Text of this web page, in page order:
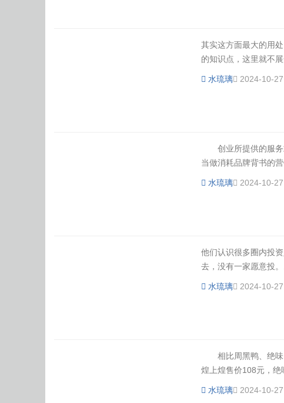
其实这方面最大的用
的知识点，这里就不
水琉璃 2024-10-
创业所提供的服务
当做消耗品牌背书的
水琉璃 2024-10-
他们认识很多圈内投
去，没有一家愿意投。
水琉璃 2024-10-
相比周黑鸭、绝味
煌上煌售价108元，绝
水琉璃 2024-10-